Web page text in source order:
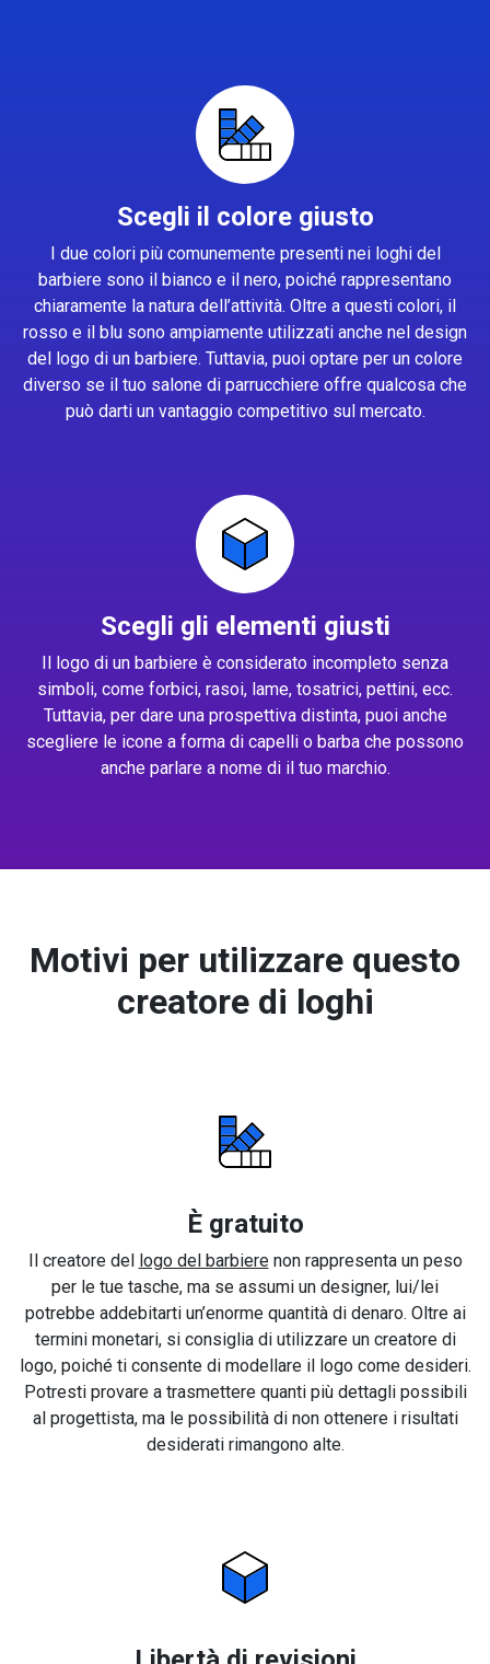
Scegli il colore giusto
I due colori più comunemente presenti nei loghi del
barbiere sono il bianco e il nero, poiché rappresentano
chiaramente la natura dell’attività. Oltre a questi colori, il
rosso e il blu sono ampiamente utilizzati anche nel design
del logo di un barbiere. Tuttavia, puoi optare per un colore
diverso se il tuo salone di parrucchiere offre qualcosa che
può darti un vantaggio competitivo sul mercato.
Scegli gli elementi giusti
Il logo di un barbiere è considerato incompleto senza
simboli, come forbici, rasoi, lame, tosatrici, pettini, ecc.
Tuttavia, per dare una prospettiva distinta, puoi anche
scegliere le icone a forma di capelli o barba che possono
anche parlare a nome di il tuo marchio.
Motivi per utilizzare questo
creatore di loghi
È gratuito
Il creatore del logo del barbierenon rappresenta un peso
per le tue tasche, ma se assumi un designer, lui/lei
potrebbe addebitarti un’enorme quantità di denaro. Oltre ai
termini monetari, si consiglia di utilizzare un creatore di
logo, poiché ti consente di modellare il logo come desideri.
Potresti provare a trasmettere quanti più dettagli possibili
al progettista, ma le possibilità di non ottenere i risultati
desiderati rimangono alte.